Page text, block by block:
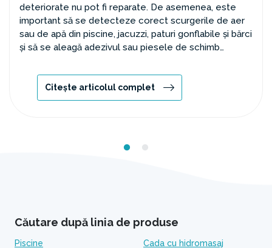
deteriorate nu pot fi reparate. De asemenea, este
important să se detecteze corect scurgerile de aer
sau de apă din piscine, jacuzzi, paturi gonflabile și bărci
și să se aleagă adezivul sau piesele de schimb
Citește articolul complet
Căutare după linia de produse
Piscine
Cada cu hidromasaj